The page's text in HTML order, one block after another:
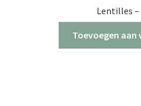
Lentilles –
Toevoegen aan